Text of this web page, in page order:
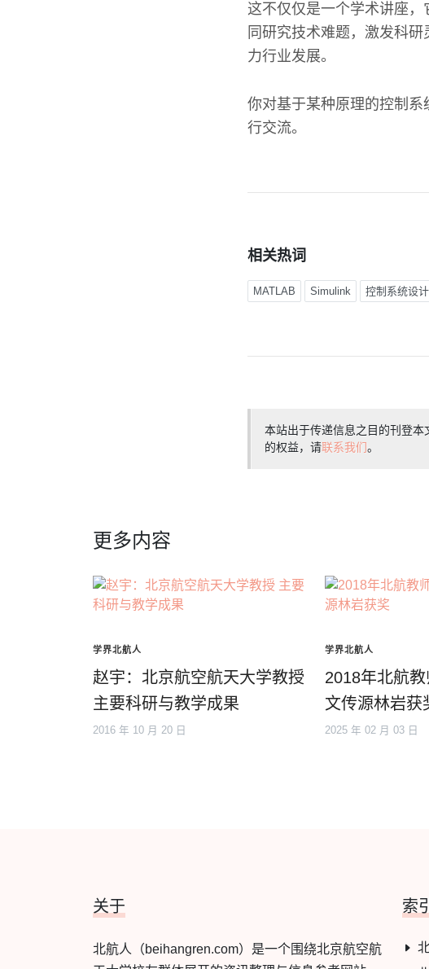
这不仅仅是一个学术讲座
同研究技术难题，激发科
力行业发展。
你对基于某种原理的控制
行交流。
相关热词
MATLAB Simulink 控制系统设计
本站出于传递信息之目的刊登
的权益，请联系我们。
更多内容
学界北航人
赵宇：北京航空航天大学教授
主要科研与教学成果
2016 年 10 月 20 日
学界北航人
2018年北航
文传源林岩获
2025 年 02 月 03 日
关于
北航人（beihangren.com）是一个围绕北京航空航
索引